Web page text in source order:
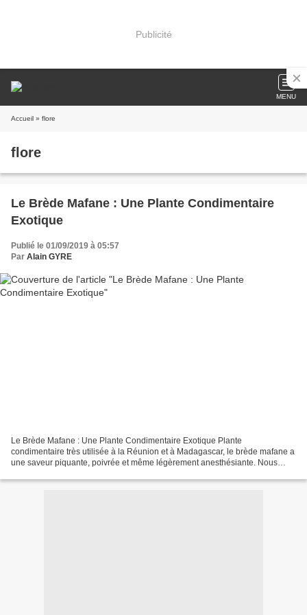
Publicité
MENU
Accueil » flore
flore
Le Brède Mafane : Une Plante Condimentaire
Exotique
Publié le 01/09/2019 à 05:57
Par Alain GYRE
Le Brède Mafane : Une Plante Condimentaire Exotique Plante
condimentaire très utilisée à la Réunion et à Madagascar, le brède mafane a
une saveur piquante, poivrée et même légèrement anesthésiante. Nous